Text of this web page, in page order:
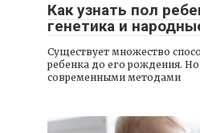
Как узнать пол
генетика и
Существует множество
ребенка до его рождения. Но
современными методами